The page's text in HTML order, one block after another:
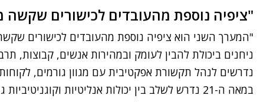
"ציפיה נוספת מהעובדים לכישורים
"המערך השני הוא ציפיה נוספת מהעובדים לכישורים
ניחנים ביכולת להבין לעומק ובמהירות אנשים, קבוצות,
נדרשים לנהל תקשורת אפקטיבית עם מגוון גורמים,
במאה ה-21 נדרש לשלב בין יכולות אנליטיות